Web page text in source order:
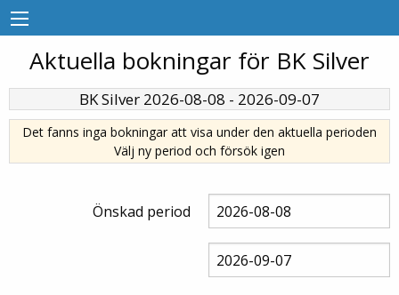
Aktuella bokningar för BK Silver
BK Silver 2026-08-08 - 2026-09-07
Det fanns inga bokningar att visa under den aktuella perioden
Välj ny period och försök igen
Önskad period